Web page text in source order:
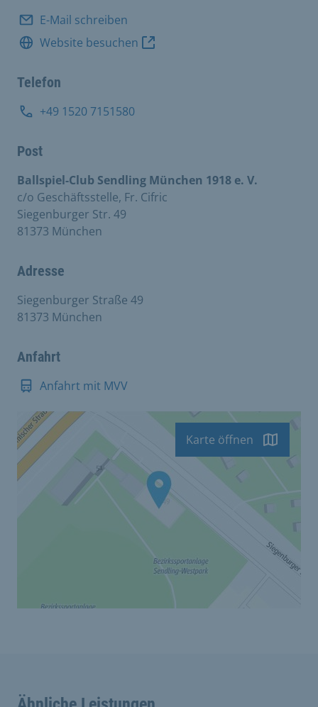
E-Mail schreiben
Website besuchen
Telefon
+49 1520 7151580
Post
Ballspiel-Club Sendling München 1918 e. V.
c/o Geschäftsstelle, Fr. Cifric
Siegenburger Str. 49
81373 München
Adresse
Siegenburger Straße 49
81373 München
Anfahrt
Anfahrt mit MVV
Karte öffnen